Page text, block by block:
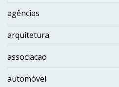
agências
arquitetura
associacao
automóvel